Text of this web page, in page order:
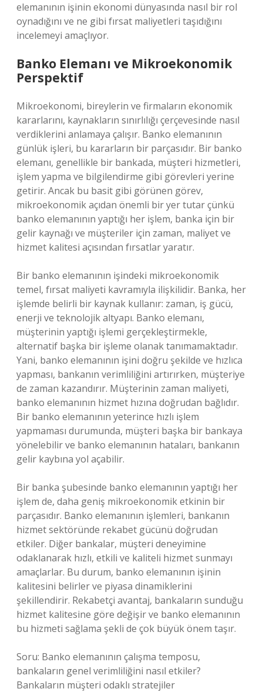
elemanının işinin ekonomi dünyasında nasıl bir rol
oynadığını ve ne gibi fırsat maliyetleri taşıdığını
incelemeyi amaçlıyor.
Banko Elemanı ve Mikroekonomik
Perspektif
Mikroekonomi, bireylerin ve firmaların ekonomik
kararlarını, kaynakların sınırlılığı çerçevesinde nasıl
verdiklerini anlamaya çalışır. Banko elemanının
günlük işleri, bu kararların bir parçasıdır. Bir banko
elemanı, genellikle bir bankada, müşteri hizmetleri,
işlem yapma ve bilgilendirme gibi görevleri yerine
getirir. Ancak bu basit gibi görünen görev,
mikroekonomik açıdan önemli bir yer tutar çünkü
banko elemanının yaptığı her işlem, banka için bir
gelir kaynağı ve müşteriler için zaman, maliyet ve
hizmet kalitesi açısından fırsatlar yaratır.
Bir banko elemanının işindeki mikroekonomik
temel, fırsat maliyeti kavramıyla ilişkilidir. Banka, her
işlemde belirli bir kaynak kullanır: zaman, iş gücü,
enerji ve teknolojik altyapı. Banko elemanı,
müşterinin yaptığı işlemi gerçekleştirmekle,
alternatif başka bir işleme olanak tanımamaktadır.
Yani, banko elemanının işini doğru şekilde ve hızlıca
yapması, bankanın verimliliğini artırırken, müşteriye
de zaman kazandırır. Müşterinin zaman maliyeti,
banko elemanının hizmet hızına doğrudan bağlıdır.
Bir banko elemanının yeterince hızlı işlem
yapmaması durumunda, müşteri başka bir bankaya
yönelebilir ve banko elemanının hataları, bankanın
gelir kaybına yol açabilir.
Bir banka şubesinde banko elemanının yaptığı her
işlem de, daha geniş mikroekonomik etkinin bir
parçasıdır. Banko elemanının işlemleri, bankanın
hizmet sektöründe rekabet gücünü doğrudan
etkiler. Diğer bankalar, müşteri deneyimine
odaklanarak hızlı, etkili ve kaliteli hizmet sunmayı
amaçlarlar. Bu durum, banko elemanının işinin
kalitesini belirler ve piyasa dinamiklerini
şekillendirir. Rekabetçi avantaj, bankaların sunduğu
hizmet kalitesine göre değişir ve banko elemanının
bu hizmeti sağlama şekli de çok büyük önem taşır.
Soru: Banko elemanının çalışma temposu,
bankaların genel verimliliğini nasıl etkiler?
Bankaların müşteri odaklı stratejiler